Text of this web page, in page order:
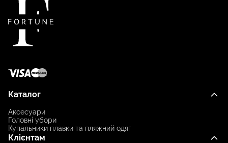
Каталог
Аксесуари
Головні убори
Купальники плавки та пляжний одяг
Клієнтам